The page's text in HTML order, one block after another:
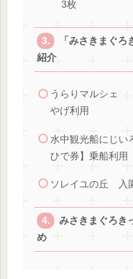
3枚
「みさきまぐ
紹介
うらりマルシェ
やげ利用
水中観光船にじ
ひで券】乗船利用
ソレイユの丘 入
みさきまぐろき
め